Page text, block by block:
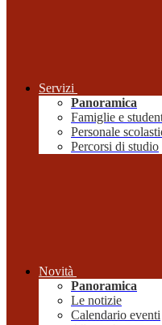
Servizi
Panoramica
Famiglie e
Personale
Percorsi di studio
Novità
Panoramica
Le notizie
Calendario eventi